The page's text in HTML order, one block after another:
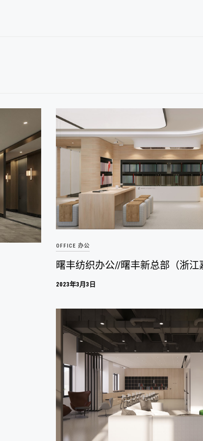
OFFICE 办公
曙丰纺织办公//曙丰新总部（浙江
2023年3月3日